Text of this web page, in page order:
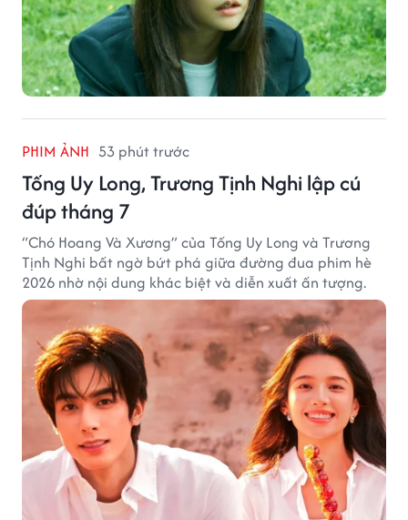
PHIM ẢNH 53 phút trước
Tống Uy Long, Trương Tịnh Nghi lập cú
đúp tháng 7
“Chó Hoang Và Xương” của Tống Uy Long và Trương
Tịnh Nghi bất ngờ bứt phá giữa đường đua phim hè
2026 nhờ nội dung khác biệt và diễn xuất ấn tượng.